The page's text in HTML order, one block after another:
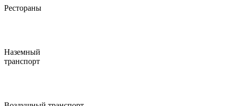
Рестораны
Наземный
транспорт